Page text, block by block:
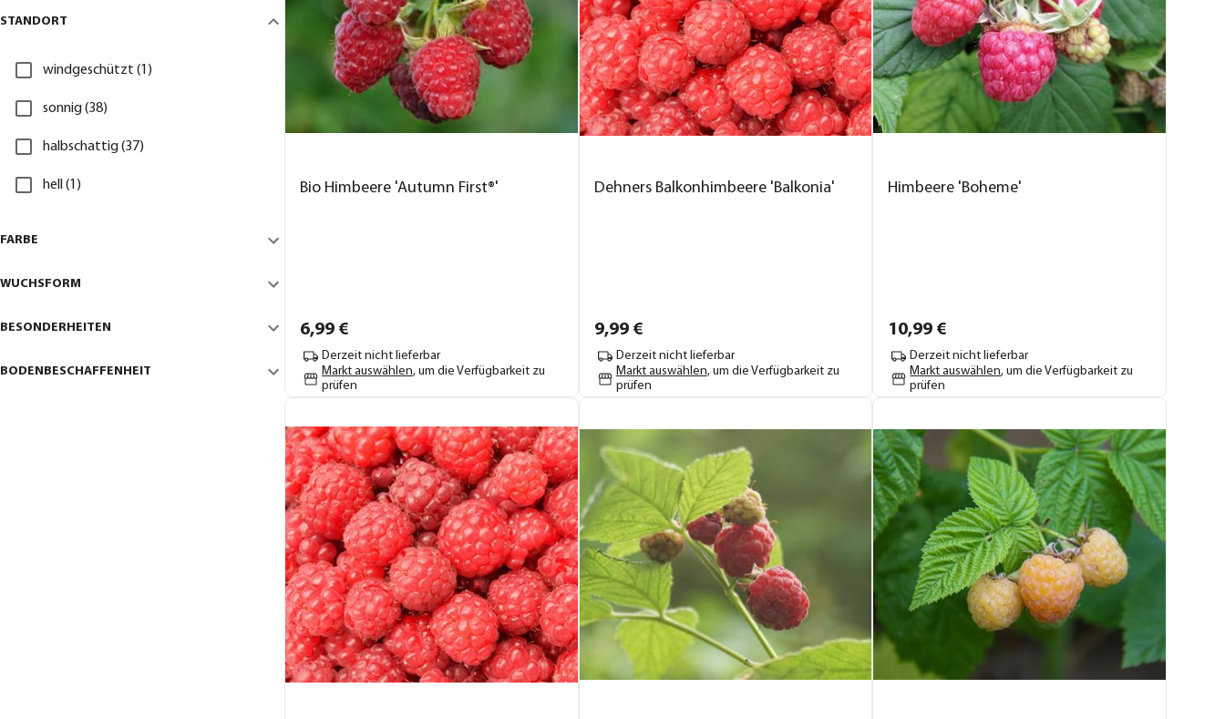
STANDORT
windgeschützt (1)
sonnig (38)
halbschattig (37)
hell (1)
FARBE
WUCHSFORM
BESONDERHEITEN
BODENBESCHAFFENHEIT
Bio Himbeere 'Autumn First®'
6,99 €
Derzeit nicht lieferbar
Markt auswählen, um die Verfügbarkeit zu
prüfen
Dehners Balkonhimbeere 'Balkonia'
9,99€
Derzeit nicht lieferbar
Markt auswählen, um die Verfügbarkeit zu
prüfen
Himbeere 'Boheme'
10,99 €
Derzeit nicht lieferbar
Markt auswählen, um die Verfügbarkeit zu
prüfen